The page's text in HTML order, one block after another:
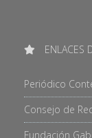
ENLACES
Periódico
Consejo de
Fundación